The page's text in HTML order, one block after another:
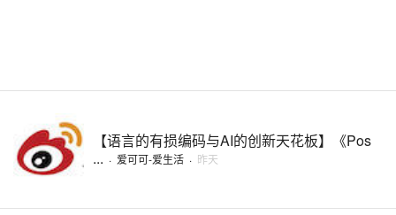
【语言的有损编码与AI的创新天花板】《Pos
... · 爱可可-爱生活 · 昨天